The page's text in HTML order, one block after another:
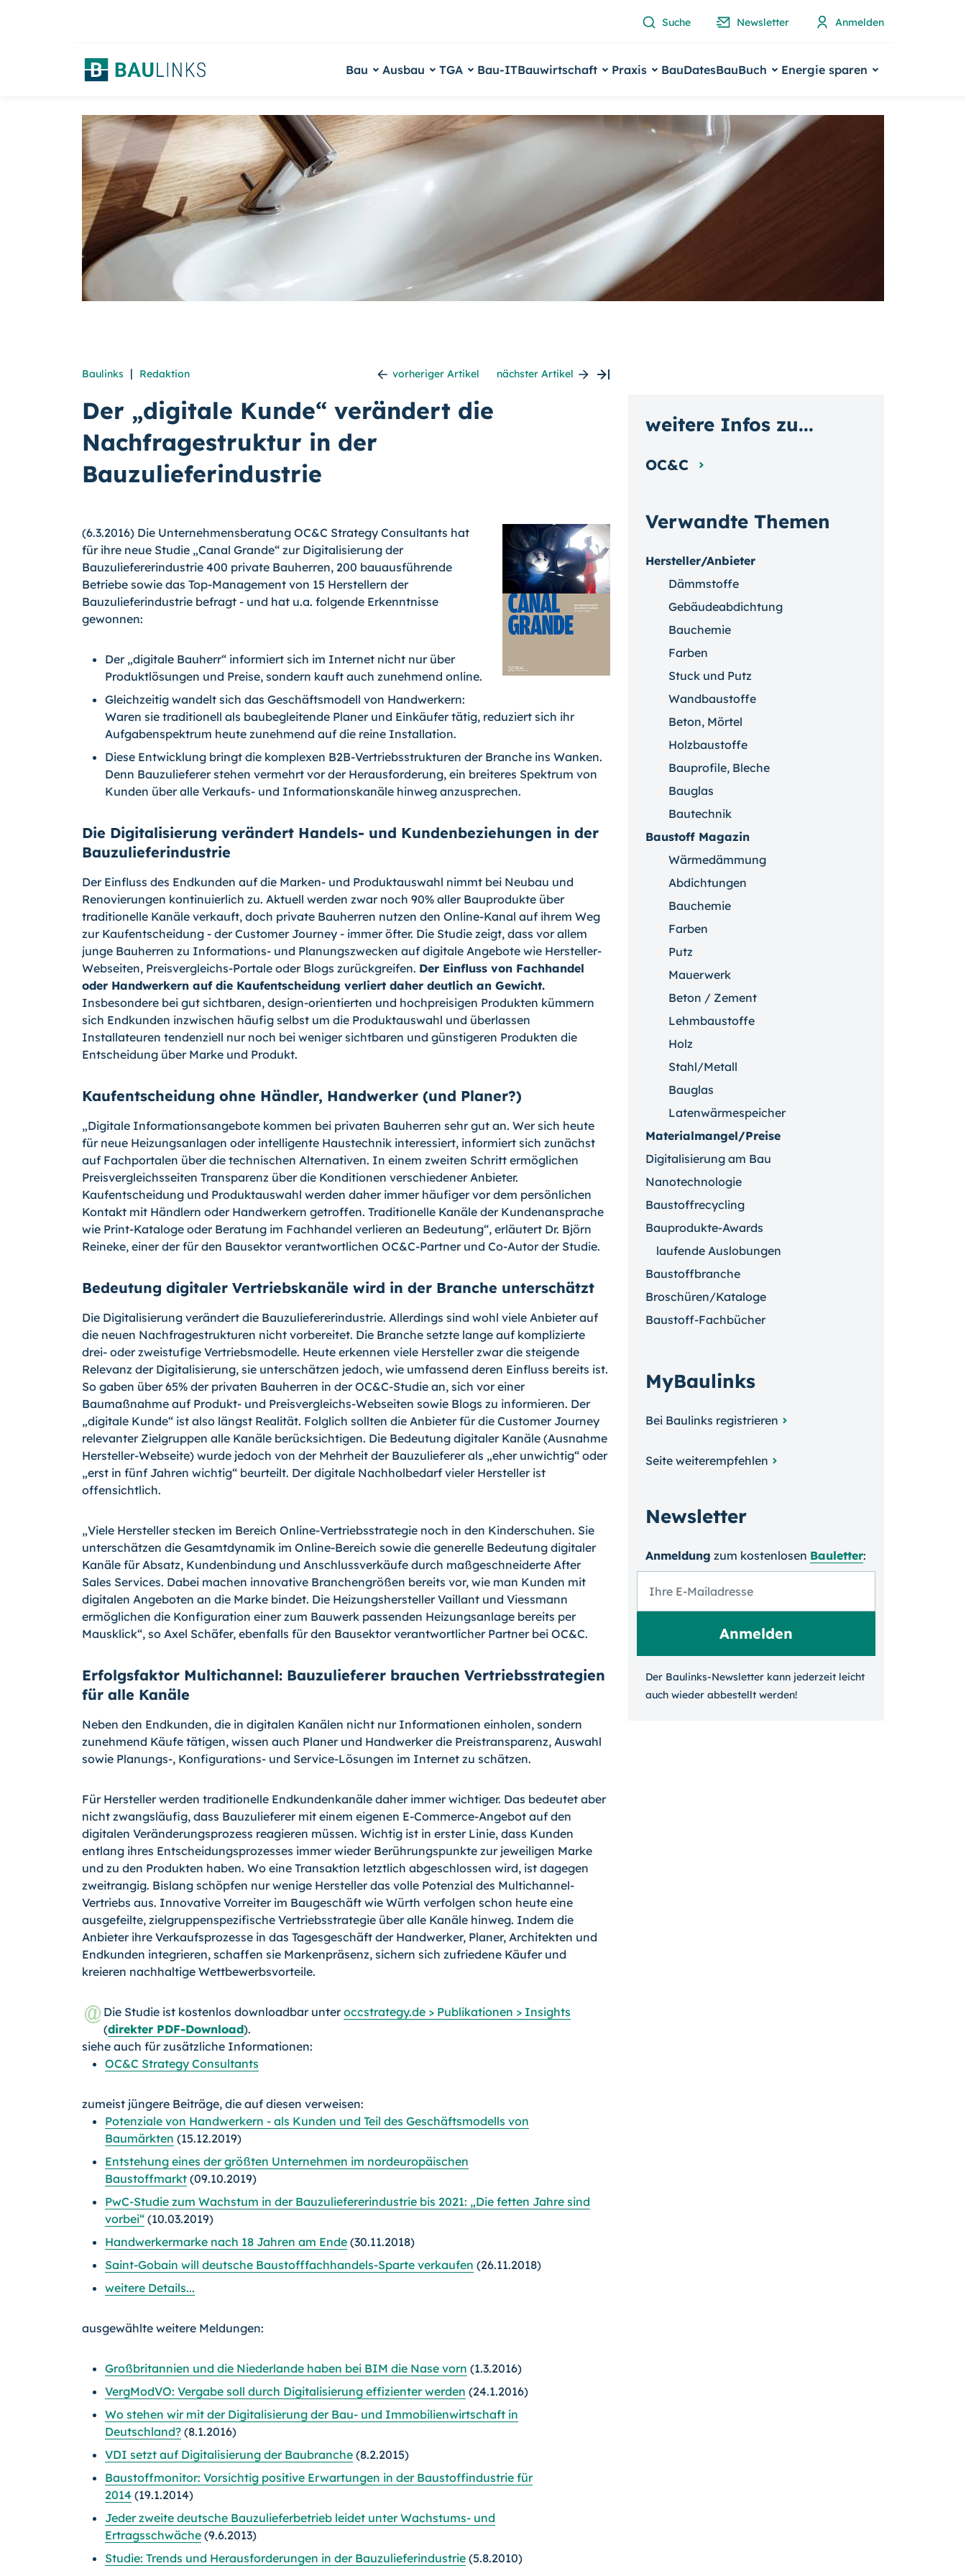
Suche Newsletter Anmelden
Bau Ausbau TGA Bau-ITBauwirtschaft Praxis BauDatesBauBuch Energie sparen
Baulinks | Redaktion vorheriger Artikel nächster Artikel
Der „digitale Kunde“ verändert die
Nachfragestruktur in der
Bauzulieferindustrie
(6.3.2016) Die Unternehmensberatung OC&C Strategy Con­sultants hat
für ihre neue Studie „Canal Grande“ zur Digitali­sierung der
Bauzuliefererindustrie 400 private Bauherren, 200 bauausführende
Betriebe sowie das Top-Management von 15 Herstellern der
Bauzulieferindustrie befragt - und hat u.a. fol­gende Erkenntnisse
gewonnen:
Der „digitale Bauherr“ informiert sich im Internet nicht nur über
Produktlösungen und Preise, sondern kauft auch zunehmend online.
Gleichzeitig wandelt sich das Geschäftsmodell von Hand­werkern:
Waren sie traditionell als baubegleitende Planer und Einkäufer tätig, reduziert sich ihr
Aufgabenspektrum heute zunehmend auf die reine Installation.
Diese Entwicklung bringt die komplexen B2B-Vertriebsstrukturen der Branche ins Wanken.
Denn Bauzulieferer stehen vermehrt vor der Herausforderung, ein brei­teres Spektrum von
Kunden über alle Verkaufs- und Informationskanäle hinweg anzusprechen.
Die Digitalisierung verändert Handels- und Kundenbeziehungen in der
Bauzulieferindustrie
Der Einfluss des Endkunden auf die Marken- und Produktauswahl nimmt bei Neubau und
Renovierungen kontinuierlich zu. Aktuell werden zwar noch 90% aller Bauproduk­te über
traditionelle Kanäle verkauft, doch private Bauherren nutzen den Online-Kanal auf ihrem Weg
zur Kaufentscheidung - der Customer Journey - immer öfter. Die Stu­die zeigt, dass vor allem
junge Bauherren zu Informations- und Planungszwecken auf digitale Angebote wie Hersteller-
Webseiten, Preisvergleichs-Portale oder Blogs zurück­greifen. Der Einfluss von Fachhandel
oder Handwerkern auf die Kaufentschei­dung verliert daher deutlich an Gewicht.
Insbesondere bei gut sichtbaren, design-orientierten und hochpreisigen Produkten kümmern
sich Endkunden inzwischen häufig selbst um die Produktauswahl und überlassen
Installateuren tendenziell nur noch bei weniger sichtbaren und günstigeren Produkten die
Entscheidung über Marke und Pro­dukt.
Kaufentscheidung ohne Händler, Handwerker (und Planer?)
„Digitale Informationsangebote kommen bei privaten Bauherren sehr gut an. Wer sich heute
für neue Heizungsanlagen oder intelligente Haustechnik interessiert, informiert sich zunächst
auf Fachportalen über die technischen Alternativen. In einem zweiten Schritt ermöglichen
Preisvergleichsseiten Transparenz über die Konditionen verschie­dener Anbieter.
Kaufentscheidung und Produktauswahl werden daher immer häufiger vor dem persönlichen
Kontakt mit Händlern oder Handwerkern getroffen. Traditionelle Kanäle der Kundenansprache
wie Print-Kataloge oder Beratung im Fachhandel verlie­ren an Bedeutung“, erläutert Dr. Björn
Reineke, einer der für den Bausektor verant­wortlichen OC&C-Partner und Co-Autor der Studie.
Bedeutung digitaler Vertriebskanäle wird in der Branche unterschätzt
Die Digitalisierung verändert die Bauzuliefererindustrie. Allerdings sind wohl viele An­bieter auf
die neuen Nachfragestrukturen nicht vorbereitet. Die Branche setzte lange auf komplizierte
drei- oder zweistufige Vertriebsmodelle. Heute erkennen viele Herstel­ler zwar die steigende
Relevanz der Digitalisierung, sie unterschätzen jedoch, wie um­fassend deren Einfluss bereits ist.
So gaben über 65% der privaten Bauherren in der OC&C-Studie an, sich vor einer
Baumaßnahme auf Produkt- und Preisvergleichs-Web­seiten sowie Blogs zu informieren. Der
„digitale Kunde“ ist also längst Realität. Folg­lich sollten die Anbieter für die Customer Journey
relevanter Zielgruppen alle Kanäle berücksichtigen. Die Bedeutung digitaler Kanäle (Ausnahme
Hersteller-Webseite) wur­de jedoch von der Mehrheit der Bauzulieferer als „eher unwichtig“ oder
„erst in fünf Jahren wichtig“ beurteilt. Der digitale Nachholbedarf vieler Hersteller ist
offensichtlich.
„Viele Hersteller stecken im Bereich Online-Vertriebsstrategie noch in den Kinder­schuhen. Sie
unterschätzen die Gesamtdynamik im Online-Bereich sowie die generel­le Bedeutung digitaler
Kanäle für Absatz, Kundenbindung und Anschlussverkäufe durch maßgeschneiderte After
Sales Services. Dabei machen innovative Branchengrößen be­reits vor, wie man Kunden mit
digitalen Angeboten an die Marke bindet. Die Heizungs­hersteller Vaillant und Viessmann
ermöglichen die Konfiguration einer zum Bauwerk passenden Heizungsanlage bereits per
Mausklick“, so Axel Schäfer, ebenfalls für den Bausektor verantwortlicher Partner bei OC&C.
Erfolgsfaktor Multichannel: Bauzulieferer brauchen Vertriebsstrategien
für alle Kanäle
Neben den Endkunden, die in digitalen Kanälen nicht nur Informationen einholen, son­dern
zunehmend Käufe tätigen, wissen auch Planer und Handwerker die Preistranspa­renz, Auswahl
sowie Planungs-, Konfigurations- und Service-Lösungen im Internet zu schätzen.
Für Hersteller werden traditionelle Endkundenkanäle daher immer wichtiger. Das be­deutet aber
nicht zwangsläufig, dass Bauzulieferer mit einem eigenen E-Commerce-Angebot auf den
digitalen Veränderungsprozess reagieren müssen. Wichtig ist in ers­ter Linie, dass Kunden
entlang ihres Entscheidungsprozesses immer wieder Berüh­rungspunkte zur jeweiligen Marke
und zu den Produkten haben. Wo eine Transaktion letztlich abgeschlossen wird, ist dagegen
zweitrangig. Bislang schöpfen nur wenige Hersteller das volle Potenzial des Multichannel-
Vertriebs aus. Innovative Vorreiter im Baugeschäft wie Würth verfolgen schon heute eine
ausgefeilte, zielgruppenspezifische Vertriebsstrategie über alle Kanäle hinweg. Indem die
Anbieter ihre Verkaufsprozesse in das Tagesgeschäft der Handwerker, Planer, Architekten und
Endkunden integrieren, schaffen sie Markenpräsenz, sichern sich zufriedene Käufer und
kreieren nachhaltige Wettbewerbsvorteile.
Die Studie ist kostenlos downloadbar unteroccstrategy.de > Publikationen > Insights
(direkter PDF-Download).
siehe auch für zusätzliche Informationen:
OC&C Strategy Consultants
zumeist jüngere Beiträge, die auf diesen verweisen:
Potenziale von Handwerkern - als Kunden und Teil des Geschäftsmodells von
Baumärkten (15.12.2019)
Entstehung eines der größten Unternehmen im nordeuropäischen
Baustoffmarkt (09.10.2019)
PwC-Studie zum Wachstum in der Bauzuliefererindustrie bis 2021: „Die fetten Jahre sind
vorbei“ (10.03.2019)
Handwerkermarke nach 18 Jahren am Ende (30.11.2018)
Saint-Gobain will deutsche Baustofffachhandels-Sparte verkaufen (26.11.2018)
weitere Details...
ausgewählte weitere Meldungen:
Großbritannien und die Niederlande haben bei BIM die Nase vorn (1.3.2016)
VergModVO: Vergabe soll durch Digitalisierung effizienter werden (24.1.2016)
Wo stehen wir mit der Digitalisierung der Bau- und Immobilienwirtschaft in
Deutschland? (8.1.2016)
VDI setzt auf Digitalisierung der Baubranche (8.2.2015)
Baustoffmonitor: Vorsichtig positive Erwartungen in der Baustoffindustrie für
2014 (19.1.2014)
Jeder zweite deutsche Bauzulieferbetrieb leidet unter Wachstums- und
Ertragsschwäche (9.6.2013)
Studie: Trends und Herausforderungen in der Bauzulieferindustrie (5.8.2010)
Verwandte Themen
Hersteller/Anbieter
Dämmstoffe
Gebäudeabdichtung
Bauchemie
Farben
Stuck und Putz
Wandbaustoffe
Beton, Mörtel
Holzbaustoffe
Bauprofile, Bleche
Bauglas
Bautechnik
Baustoff Magazin
Wärmedämmung
Abdichtungen
Bauchemie
Farben
Putz
Mauerwerk
Beton / Zement
Lehmbaustoffe
Holz
Stahl/Metall
Bauglas
Latenwärmespeicher
Materialmangel/Preise
Digitalisierung am Bau
Nanotechnologie
Baustoffrecycling
Bauprodukte-Awards
laufende Auslobungen
Baustoffbranche
Broschüren/Kataloge
Baustoff-Fachbücher
MyBaulinks
Bei Baulinks registrieren
Seite weiterempfehlen
Newsletter
Anmeldung zum kosten­losen Bauletter:
Der Baulinks-Newsletter kann jeder­zeit leicht
auch wieder ab­bestellt werden!
weitere Infos zu...
OC&C